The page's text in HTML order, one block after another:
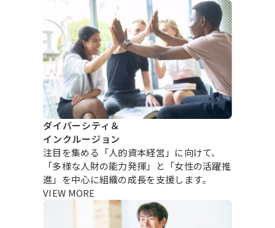
ダイバーシティ＆
インクルージョン
注目を集める「人的資本経営」に向けて、
「多様な人財の能力発揮」と「女性の活躍推
進」を中心に組織の成長を支援します。
VIEW MORE